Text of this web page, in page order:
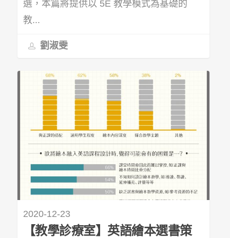
選，本篇將提供以 5E 教學模式為基礎的
教...
劉淑雯
2020-12-23
【教學診療室】英語繪本選書策